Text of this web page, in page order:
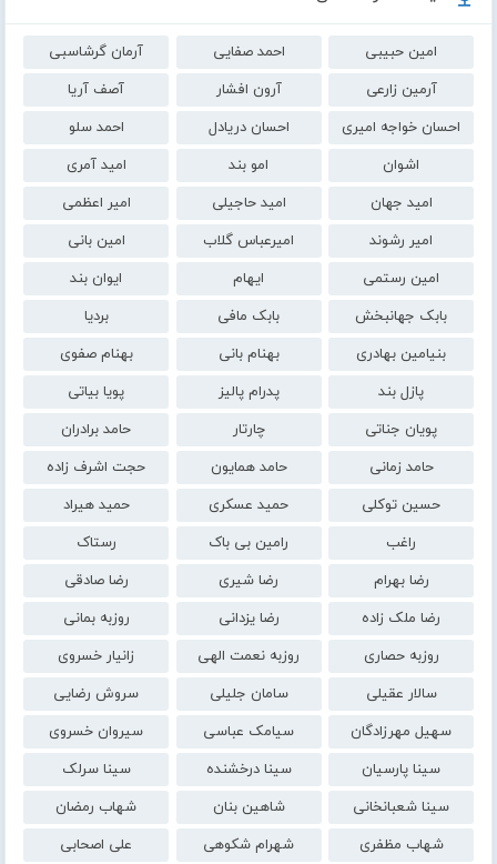
امین حبیبی احمد صفایی
آرمان گرشاسبی
آرمین زارعی
آرون افشار
آصف آریا
احسان خواجه امیری
احسان دریادل
احمد سلو
اشوان
امو بند
امید آمری
امید جهان
امید حاجیلی
امیر اعظمی
امیر رشوند
امیرعباس گلاب
امین بانی
امین رستمی
ایهام
ایوان بند
بابک جهانبخش
بابک مافی
بردیا
بنیامین بهادری
بهنام بانی
بهنام صفوی
پازل بند
پدرام پالیز
پویا بیاتی
پویان جناتی
چارتار
حامد برادران
حامد زمانی
حامد همایون
حجت اشرف زاده
حسین توکلی
حمید عسکری
حمید هیراد
راغب
رامین بی باک
رستاک
رضا بهرام
رضا شیری
رضا صادقی
رضا ملک زاده
رضا یزدانی
روزبه بمانی
روزبه حصاری
روزبه نعمت الهی
زانیار خسروی
سالار عقیلی
سامان جلیلی
سروش رضایی
سهیل مهرزادگان
سیامک عباسی
سیروان خسروی
سینا پارسیان
سینا درخشنده
سینا سرلک
سینا شعبانخانی
شاهین بنان
شهاب رمضان
شهاب مظفری
شهرام شکوهی
علی اصحابی